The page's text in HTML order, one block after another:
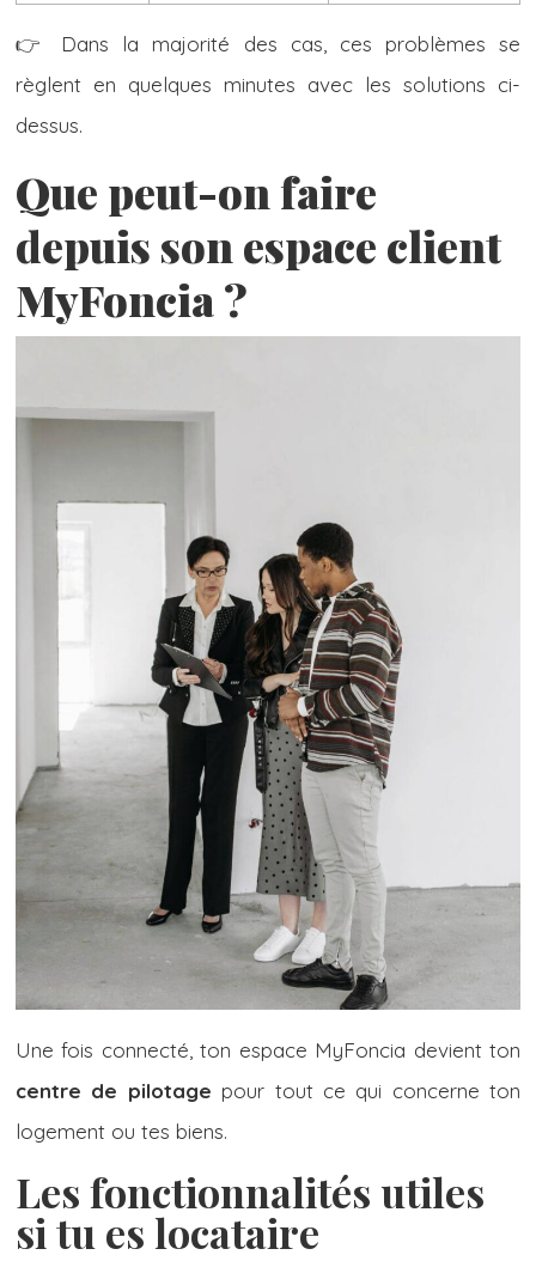
👉 Dans la majorité des cas, ces problèmes se
règlent en quelques minutes avec les solutions ci-
dessus.
Que peut-on faire
depuis son espace client
MyFoncia ?
Une fois connecté, ton espace MyFoncia devient ton
centre de pilotage pour tout ce qui concerne ton
logement ou tes biens.
Les fonctionnalités utiles
si tu es locataire